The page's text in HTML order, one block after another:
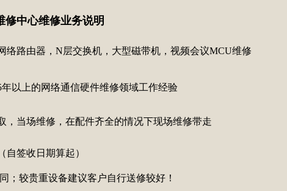
修中心维修业务说明
络路由器，N层交换机，大型磁带机，视频会议MCU维修
以上的网络通信硬件维修领域工作经验
，当场维修，在配件齐全的情况下现场维修带走
签收日期算起）
；较贵重设备建议客户自行送修较好！